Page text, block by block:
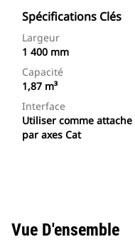
Spécifications Clés
Largeur
1 400 mm
Capacité
1,87 m³
Interface
Utiliser comme
par axes Cat
Vue D'ensemble